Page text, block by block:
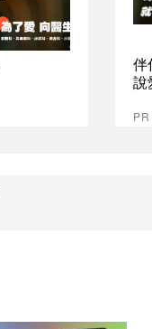
伴
說